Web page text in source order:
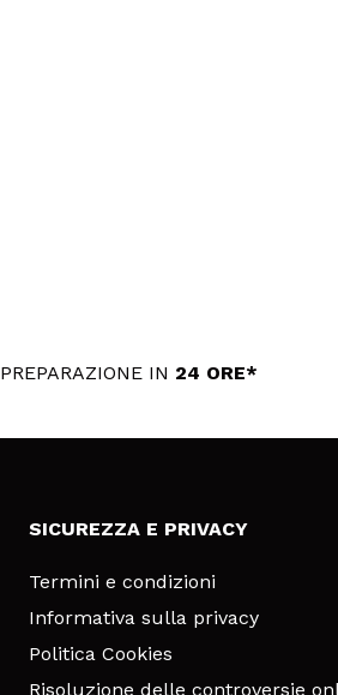
PREPARAZIONE IN 24 ORE*
SICUREZZA E PRIVACY
Termini e condizioni
Informativa sulla privacy
Politica Cookies
Risoluzione delle controversie